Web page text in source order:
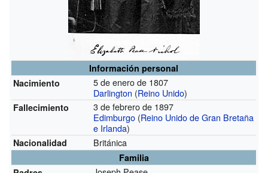
Información personal
Nacimiento
5 de enero de 1807
Darlington (Reino Unido)
Fallecimiento
3 de febrero de 1897
Edimburgo (Reino Unido de Gran Bretaña
e Irlanda)
Nacionalidad Británica
Familia